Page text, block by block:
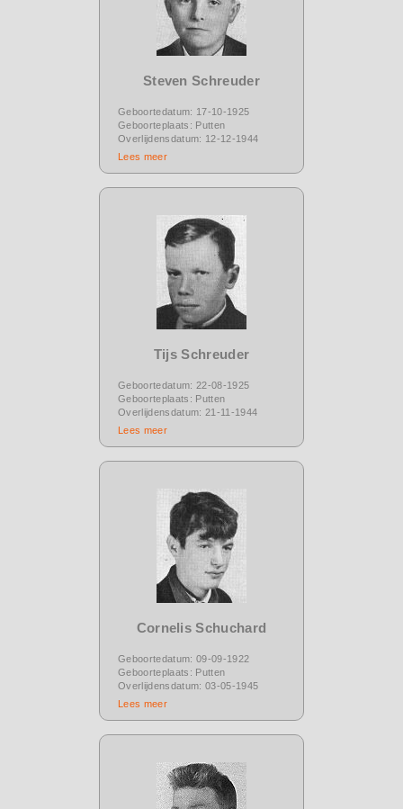
Steven Schreuder
Geboortedatum: 17-10-1925
Geboorteplaats: Putten
Overlijdensdatum: 12-12-1944
Lees meer
Tijs Schreuder
Geboortedatum: 22-08-1925
Geboorteplaats: Putten
Overlijdensdatum: 21-11-1944
Lees meer
Cornelis Schuchard
Geboortedatum: 09-09-1922
Geboorteplaats: Putten
Overlijdensdatum: 03-05-1945
Lees meer